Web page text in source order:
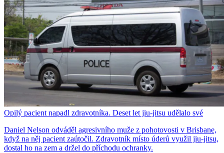
Opilý pacient napadl zdravotníka. Deset let jiu-jitsu udělalo své
Daniel Nelson odváděl agresivního muže z pohotovosti v Brisbane,
když na něj pacient zaútočil. Zdravotník místo úderů využil jiu-jitsu,
dostal ho na zem a držel do příchodu ochranky.